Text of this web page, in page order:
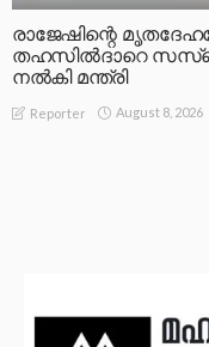
രാജേഷിന്റെ
തഹസിൽദാറെ
നൽകി മന്ത്രി
Reporter August 8, 2026